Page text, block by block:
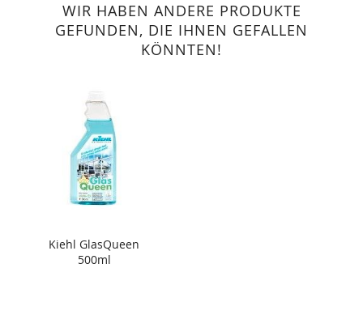
WIR HABEN ANDERE PRODUKTE
GEFUNDEN, DIE IHNEN GEFALLEN
KÖNNTEN!
Kiehl GlasQueen
500ml